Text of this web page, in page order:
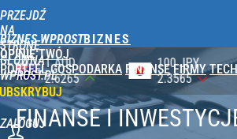
PRZEJDŹ
NA
STRONĘ
GŁÓWNĄ
WPROST.PL
BIZNES WPROST
OPINIE TWÓJ
PORTFEL GOSPODARKA FINANSE FIRMY
ZALOGUJ
100 JPY
2.3565
1 NOK
0.3920
FINANSE I